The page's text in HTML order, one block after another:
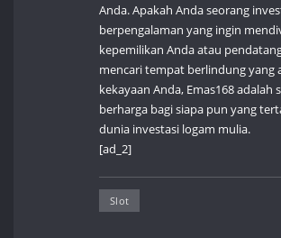
Anda. Apakah Anda seorang
berpengalaman yang ingin
kepemilikan Anda atau
mencari tempat berlindung yang
kekayaan Anda, Emas168 adalah
berharga bagi siapa pun yang
dunia investasi logam mulia.
[ad_2]
Slot